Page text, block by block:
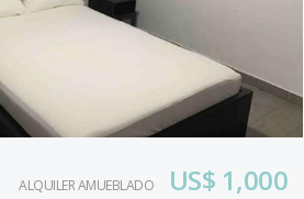
ALQUILER AMUEBLADO US$ 1,000